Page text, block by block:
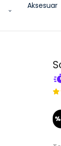
Aksesuar
%